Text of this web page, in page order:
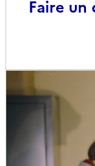
Faire un